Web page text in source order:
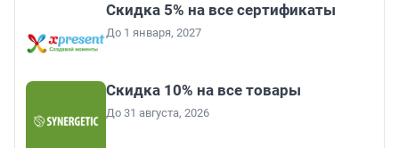
Скидка 5% на все сертификаты
До 1 января, 2027
Скидка 10% на все товары
До 31 августа, 2026